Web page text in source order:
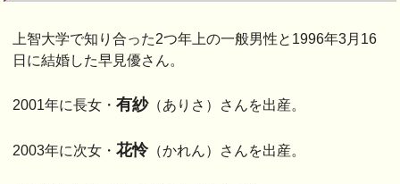
上智大学で知り合った2つ年上の一般男性と1996年3月16
日に結婚した早見優さん。
2001年に長女・有紗（ありさ）さんを出産。
2003年に次女・花怜（かれん）さんを出産。